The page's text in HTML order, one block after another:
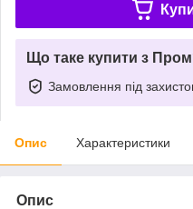
Що таке купити з
Замовлення під
Опис Характеристики
Опис